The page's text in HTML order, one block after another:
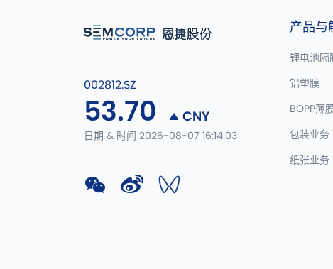
002812.SZ
53.70 CNY
日期 & 时间 2026-08-07 16:14:03
产品与
锂电池隔
铝塑膜
BOPP薄
包装业务
纸张业务